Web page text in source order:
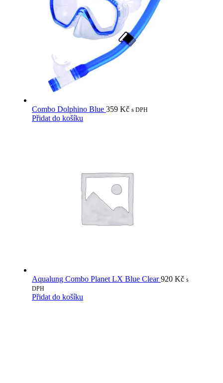
Combo Dolphino Blue 359 Kč s DPH
Přidat do košíku
Aqualung Combo Planet LX Blue Clear920 Kč s
DPH
Přidat do košíku